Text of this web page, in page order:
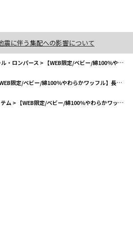
震に伴う集配への影響について
・ロンパース > 【WEB限定/ベビー/綿100％やわらかワッフル】長袖ボディスーツ
限定/ベビー/綿100％やわらかワッフル】長袖ボディスーツ
ム > 【WEB限定/ベビー/綿100％やわらかワッフル】長袖ボディスーツ